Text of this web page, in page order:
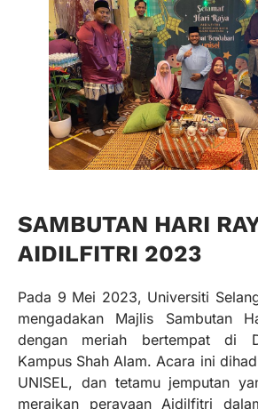
SAMBUTAN HARI
AIDILFITRI 2023
Pada 9 Mei 2023, Universiti
mengadakan Majlis Sambutan
dengan meriah bertempat di
Kampus Shah Alam. Acara ini
UNISEL, dan tetamu jemputan
meraikan perayaan Aidilfitri